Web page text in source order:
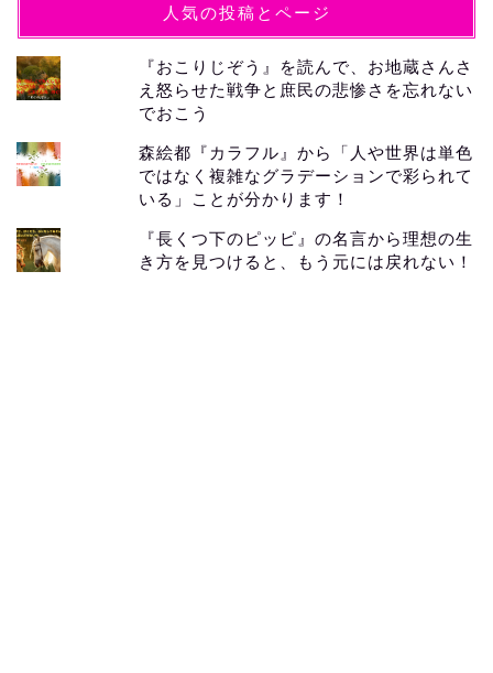
人気の投稿とページ
『おこりじぞう』を読んで、お地蔵さんさ
え怒らせた戦争と庶民の悲惨さを忘れない
でおこう
森絵都『カラフル』から「人や世界は単色
ではなく複雑なグラデーションで彩られて
いる」ことが分かります！
『長くつ下のピッピ』の名言から理想の生
き方を見つけると、もう元には戻れない！